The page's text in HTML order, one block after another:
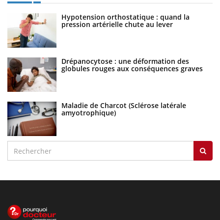
Hypotension orthostatique : quand la
pression artérielle chute au lever
Drépanocytose : une déformation des
globules rouges aux conséquences graves
Maladie de Charcot (Sclérose latérale
amyotrophique)